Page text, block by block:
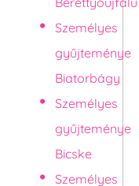
Személyes
gyűjteménye
Biatorbágy
Személyes
gyűjteménye
Bicske
Személyes